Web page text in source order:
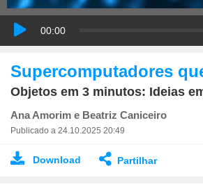
00:00
Supercomputadores
Objetos em 3 minutos: Ideias
Ana Amorim e Beatriz Caniceiro
Publicado a 24.10.2025 20:49
Download Partilhar